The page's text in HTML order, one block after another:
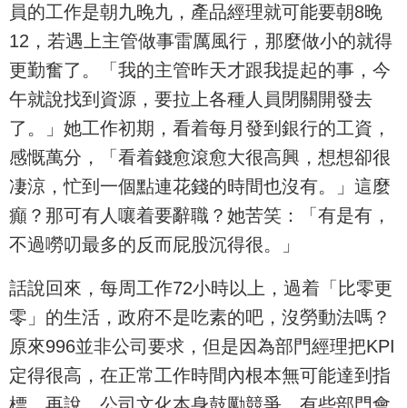
員的工作是朝九晚九，產品經理就可能要朝8晚
12，若遇上主管做事雷厲風行，那麼做小的就得
更勤奮了。「我的主管昨天才跟我提起的事，今
午就說找到資源，要拉上各種人員閉關開發去
了。」她工作初期，看着每月發到銀行的工資，
感慨萬分，「看着錢愈滾愈大很高興，想想卻很
凄涼，忙到一個點連花錢的時間也沒有。」這麼
癲？那可有人嚷着要辭職？她苦笑：「有是有，
不過嘮叨最多的反而屁股沉得很。」
話說回來，每周工作72小時以上，過着「比零更
零」的生活，政府不是吃素的吧，沒勞動法嗎？
原來996並非公司要求，但是因為部門經理把KPI
定得很高，在正常工作時間內根本無可能達到指